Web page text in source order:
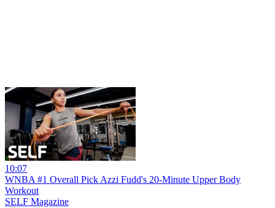
10:07
WNBA #1 Overall Pick Azzi Fudd's 20-Minute Upper Body
Workout
SELF Magazine